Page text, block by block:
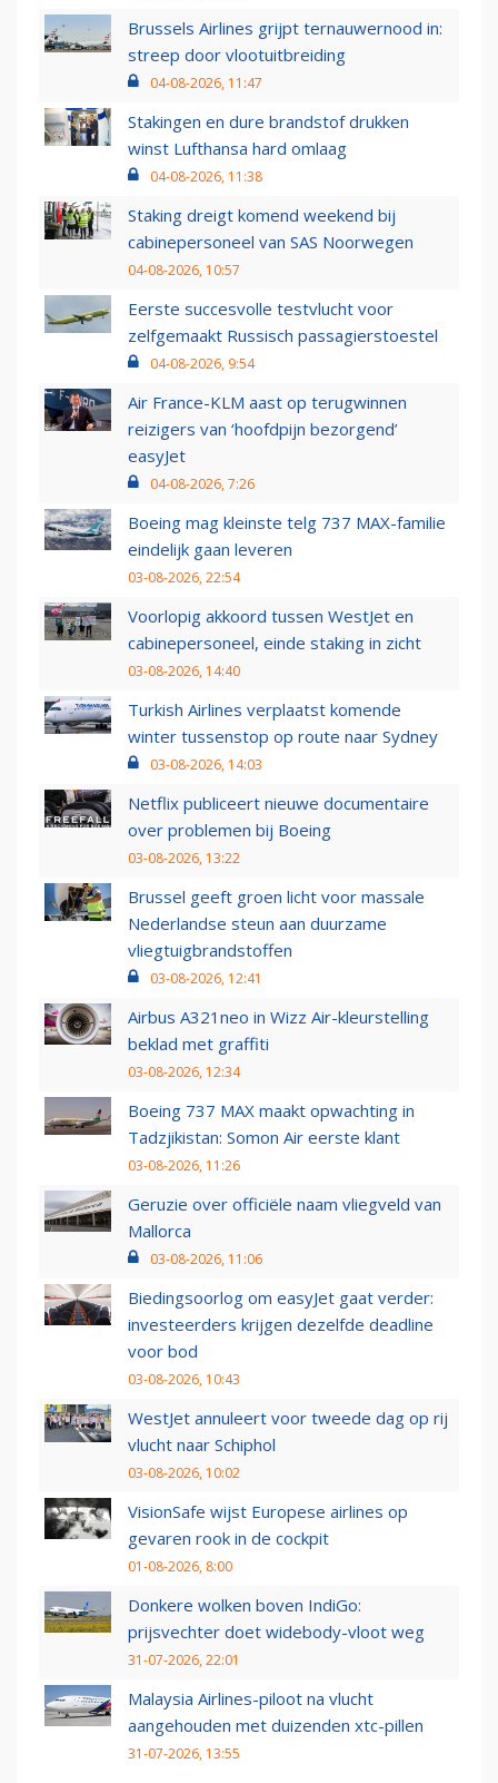
Brussels Airlines grijpt ternauwernood in:
streep door vlootuitbreiding
04-08-2026, 11:47
Stakingen en dure brandstof drukken
winst Lufthansa hard omlaag
04-08-2026, 11:38
Staking dreigt komend weekend bij
cabinepersoneel van SAS Noorwegen
04-08-2026, 10:57
Eerste succesvolle testvlucht voor
zelfgemaakt Russisch passagierstoestel
04-08-2026, 9:54
Air France-KLM aast op terugwinnen
reizigers van ‘hoofdpijn bezorgend’
easyJet
04-08-2026, 7:26
Boeing mag kleinste telg 737 MAX-familie
eindelijk gaan leveren
03-08-2026, 22:54
Voorlopig akkoord tussen WestJet en
cabinepersoneel, einde staking in zicht
03-08-2026, 14:40
Turkish Airlines verplaatst komende
winter tussenstop op route naar Sydney
03-08-2026, 14:03
Netflix publiceert nieuwe documentaire
over problemen bij Boeing
03-08-2026, 13:22
Brussel geeft groen licht voor massale
Nederlandse steun aan duurzame
vliegtuigbrandstoffen
03-08-2026, 12:41
Airbus A321neo in Wizz Air-kleurstelling
beklad met graffiti
03-08-2026, 12:34
Boeing 737 MAX maakt opwachting in
Tadzjikistan: Somon Air eerste klant
03-08-2026, 11:26
Geruzie over officiële naam vliegveld van
Mallorca
03-08-2026, 11:06
Biedingsoorlog om easyJet gaat verder:
investeerders krijgen dezelfde deadline
voor bod
03-08-2026, 10:43
WestJet annuleert voor tweede dag op rij
vlucht naar Schiphol
03-08-2026, 10:02
VisionSafe wijst Europese airlines op
gevaren rook in de cockpit
01-08-2026, 8:00
Donkere wolken boven IndiGo:
prijsvechter doet widebody-vloot weg
31-07-2026, 22:01
Malaysia Airlines-piloot na vlucht
aangehouden met duizenden xtc-pillen
31-07-2026, 13:55